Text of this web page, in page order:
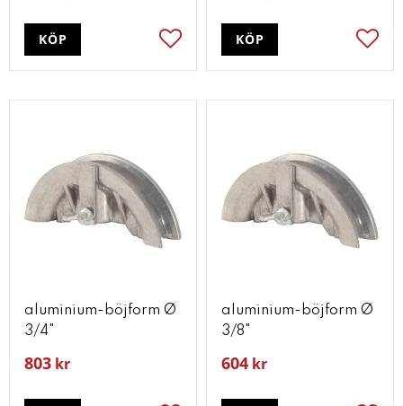
Lägg till i favoriter
KÖP KÖP
aluminium-böjform Ø
3/4"
803 kr
aluminium-böjform Ø
3/8"
604 kr